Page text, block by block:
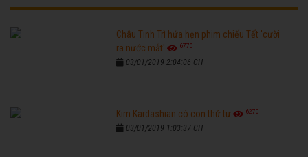
Châu Tinh Trì hứa hẹn phim chiếu Tết 'cười
ra nước mắt'
6770
03/01/2019 2:04:06 CH
Kim Kardashian có con thứ tư 6270
03/01/2019 1:03:37 CH